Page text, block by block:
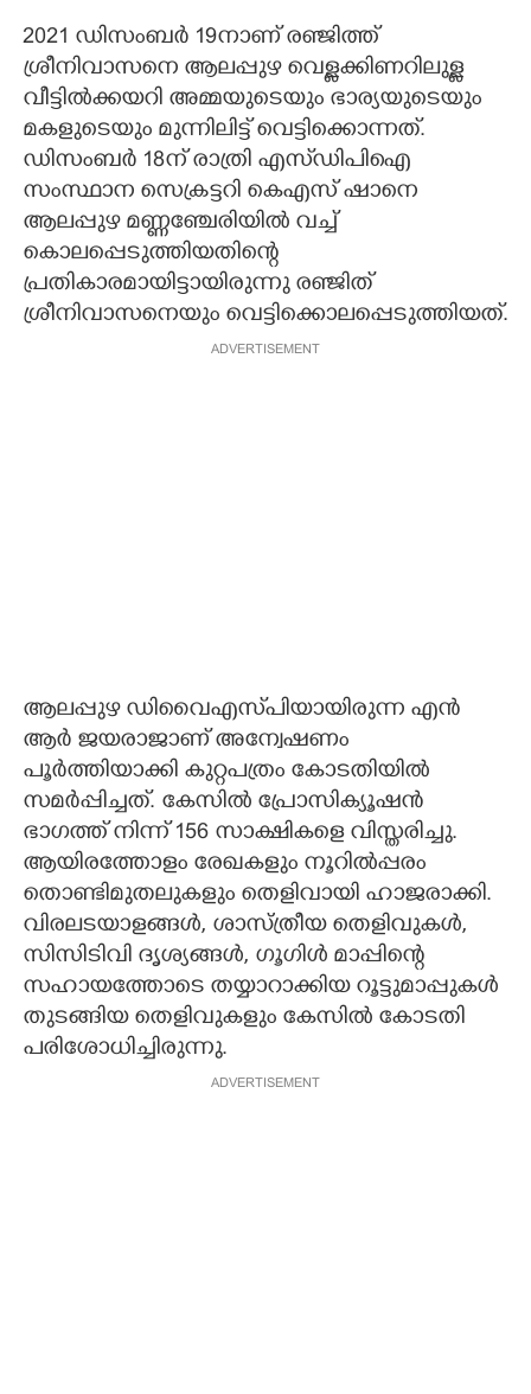
2021 ഡിസംബര്‍ 19നാണ് രഞ്ജിത്ത്
ശ്രീനിവാസനെ ആലപ്പുഴ വെള്ളക്കിണറിലുള്ള
വീട്ടില്‍ക്കയറി അമ്മയുടെയും ഭാര്യയുടെയും
മകളുടെയും മുന്നിലിട്ട് വെട്ടിക്കൊന്നത്.
ഡിസംബര്‍ 18ന് രാത്രി എസ്‌ഡിപിഐ
സംസ്ഥാന സെക്രട്ടറി കെഎസ് ഷാനെ
ആലപ്പുഴ മണ്ണഞ്ചേരിയില്‍ വച്ച്
കൊലപ്പെടുത്തിയതിന്റെ
പ്രതികാരമായിട്ടായിരുന്നു രഞ്ജിത്
ശ്രീനിവാസനെയും വെട്ടിക്കൊലപ്പെടുത്തിയത്.
ADVERTISEMENT
ആലപ്പുഴ ഡിവൈഎസ്‌പിയായിരുന്ന എന്‍
ആര്‍ ജയരാജാണ് അന്വേഷണം
പൂര്‍ത്തിയാക്കി കുറ്റപത്രം കോടതിയിൽ
സമര്‍പ്പിച്ചത്. കേസില്‍ പ്രോസിക്യൂഷന്‍
ഭാഗത്ത് നിന്ന് 156 സാക്ഷികളെ വിസ്തരിച്ചു.
ആയിരത്തോളം രേഖകളും നൂറില്‍പ്പരം
തൊണ്ടിമുതലുകളും തെളിവായി ഹാജരാക്കി.
വിരലടയാളങ്ങള്‍, ശാസ്ത്രീയ തെളിവുകള്‍,
സിസിടിവി ദൃശ്യങ്ങള്‍, ഗൂഗിള്‍ മാപ്പിന്റെ
സഹായത്തോടെ തയ്യാറാക്കിയ റൂട്ടുമാപ്പുകള്‍
തുടങ്ങിയ തെളിവുകളും കേസില്‍ കോടതി
പരിശോധിച്ചിരുന്നു.
ADVERTISEMENT